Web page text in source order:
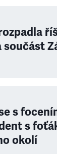
součást
s
s
okolí